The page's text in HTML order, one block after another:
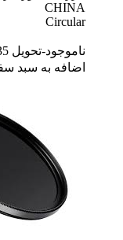
CHINA
Circular
ناموجود-تحویل 35 روزه
اضافه به سبد